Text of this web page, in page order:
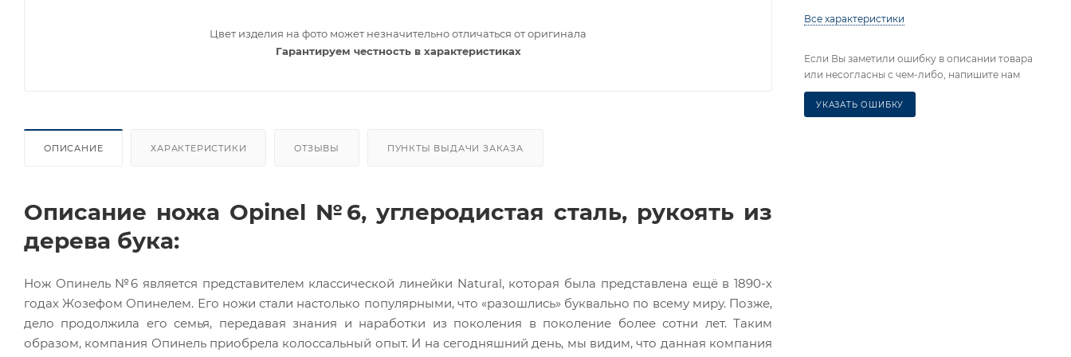
Цвет изделия на фото может незначительно отличаться от оригинала
Гарантируем честность в характеристиках
ОПИСАНИЕ ХАРАКТЕРИСТИКИ ОТЗЫВЫ ПУНКТЫ ВЫДАЧИ ЗАКАЗА
Описание ножа Opinel №6, углеродистая сталь, рукоять из
дерева бука:
Нож Опинель №6 является представителем классической линейки Natural, которая была представлена ещё в 1890-х
годах Жозефом Опинелем. Его ножи стали настолько популярными, что «разошлись» буквально по всему миру. Позже,
дело продолжила его семья, передавая знания и наработки из поколения в поколение более сотни лет. Таким
образом, компания Опинель приобрела колоссальный опыт. И на сегодняшний день, мы видим, что данная компания
Все характеристики
Если Вы заметили ошибку в описании товара
или несогласны с чем-либо, напишите нам
УКАЗАТЬ ОШИБКУ